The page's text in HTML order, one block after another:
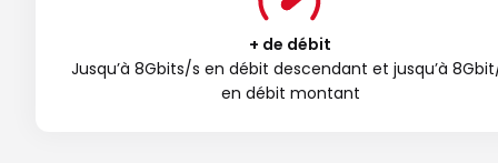
+ de débit
Jusqu’à 8Gbits/s en débit descendant et jusqu’à
en débit montant